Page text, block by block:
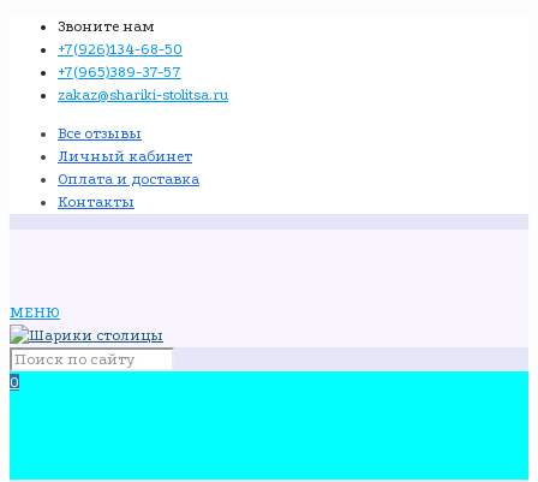
Звоните нам
+7(926)134-68-50
+7(965)389-37-57
zakaz@shariki-stolitsa.ru
Все отзывы
Личный кабинет
Оплата и доставка
Контакты
МЕНЮ
0